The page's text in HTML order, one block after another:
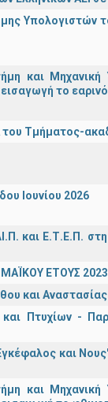
Υπολογιστών
και
το
Τμήματος-
Ιουνίου 2026
και Ε.Τ.Ε.Π.
ΕΤΟΥΣ
και
Πτυχίων -
και
και